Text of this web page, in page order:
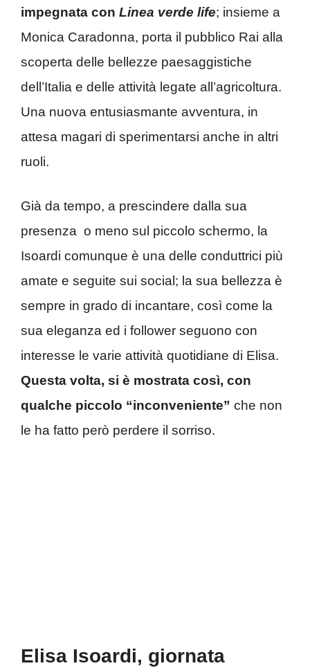
impegnata con Linea verde life; insieme a
Monica Caradonna, porta il pubblico Rai alla
scoperta delle bellezze paesaggistiche
dell’Italia e delle attività legate all’agricoltura.
Una nuova entusiasmante avventura, in
attesa magari di sperimentarsi anche in altri
ruoli.
Già da tempo, a prescindere dalla sua
presenza o meno sul piccolo schermo, la
Isoardi comunque è una delle conduttrici più
amate e seguite sui social; la sua bellezza è
sempre in grado di incantare, così come la
sua eleganza ed i follower seguono con
interesse le varie attività quotidiane di Elisa.
Questa volta, si è mostrata così, con
qualche piccolo “inconveniente” che non
le ha fatto però perdere il sorriso.
Elisa Isoardi, giornata